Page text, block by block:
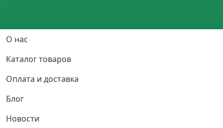
Основная навигация
О нас
Каталог товаров
Оплата и доставка
Блог
Новости